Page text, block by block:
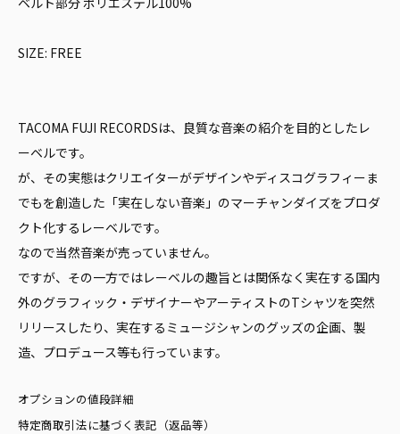
SIZE: FREE
TACOMA FUJI RECORDSは、良質な音楽の紹介を目的としたレ
ーベルです。
が、その実態はクリエイターがデザインやディスコグラフィーま
でもを創造した「実在しない音楽」のマーチャンダイズをプロダ
クト化するレーベルです。
なので当然音楽が売っていません。
ですが、その一方ではレーベルの趣旨とは関係なく実在する国内
外のグラフィック・デザイナーやアーティストのTシャツを突然
リリースしたり、実在するミュージシャンのグッズの企画、製
造、プロデュース等も行っています。
オプションの値段詳細
特定商取引法に基づく表記（返品等）